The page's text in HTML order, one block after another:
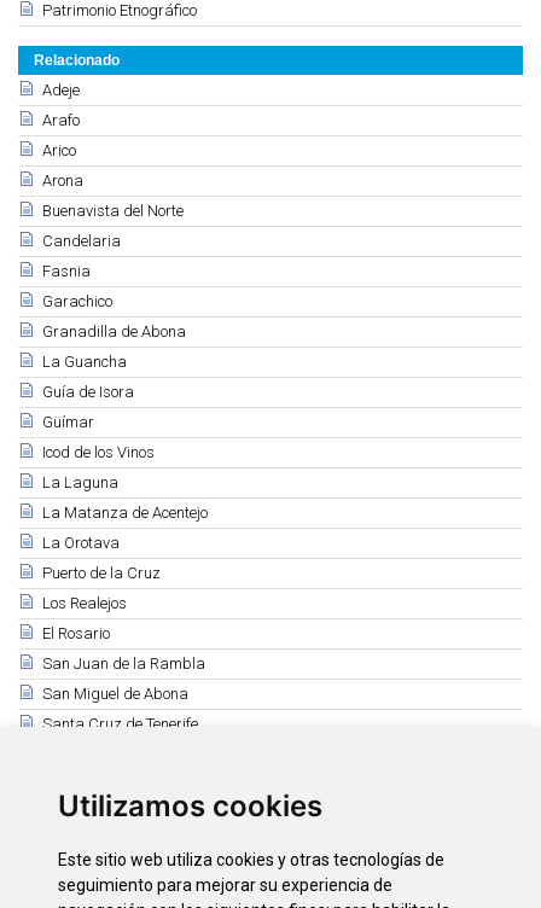
Utilizamos cookies
Este sitio web utiliza cookies y otras tecnologías de
seguimiento para mejorar su experiencia de
Patrimonio Etnográfico
Relacionado
Adeje
Arafo
Arico
Arona
Buenavista del Norte
Candelaria
Fasnia
Garachico
Granadilla de Abona
La Guancha
Guía de Isora
Güímar
Icod de los Vinos
La Laguna
La Matanza de Acentejo
La Orotava
Puerto de la Cruz
Los Realejos
El Rosario
San Juan de la Rambla
San Miguel de Abona
Santa Cruz de Tenerife
El Sauzal
Tacoronte